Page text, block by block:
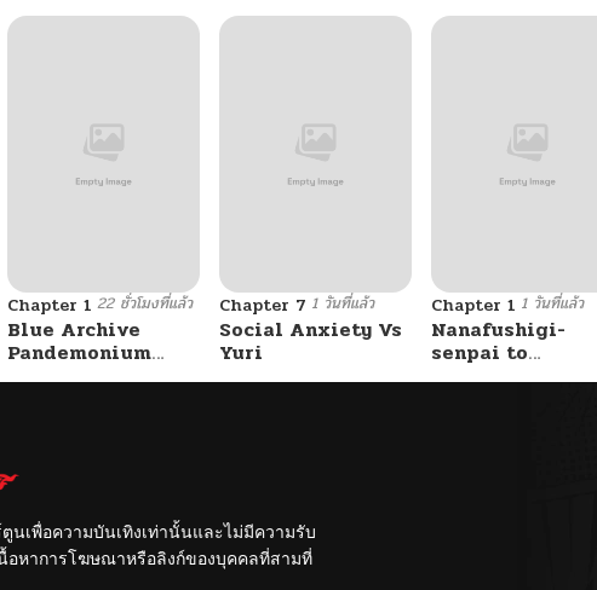
Chapter 1 22 ชั่วโมงที่แล้ว
Blue Archive
Pandemonium
Vacation By
Chapter 7 1 วันที่แล้ว
Social Anxiety Vs
Yuri
Chapter 1 1 วันที่แล้ว
Nanafushigi-
senpai to
Tetsujin-kun
นเพื่อความบันเทิงเท่านั้นและไม่มีความรับ
อหาการโฆษณาหรือลิงก์ของบุคคลที่สามที่